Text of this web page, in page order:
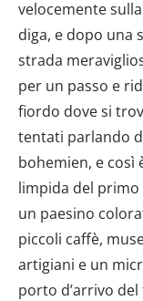
velocemente
diga, e dopo una
strada
per un passo e
fiordo dove si
tentati parlando
bohemien, e così
limpida del
un paesino
piccoli caffè,
artigiani e un
porto d’arrivo